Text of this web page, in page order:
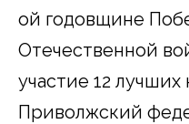
ой годовщине
Отечественной
участие 12
Приволжский